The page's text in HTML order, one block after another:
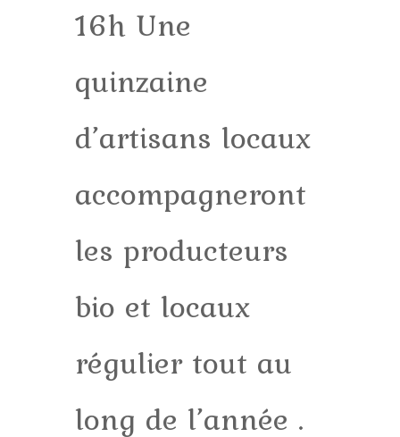
16h Une
quinzaine
d’artisans locaux
accompagneront
les producteurs
bio et locaux
régulier tout au
long de l’année .